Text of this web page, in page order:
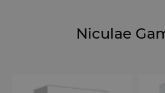
Niculae